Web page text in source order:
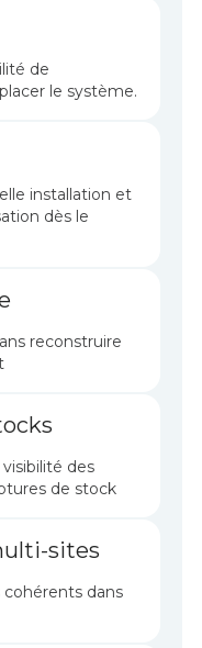
de
le système.
installation et
dès le
reconstruire
des
de stock
sites
dans